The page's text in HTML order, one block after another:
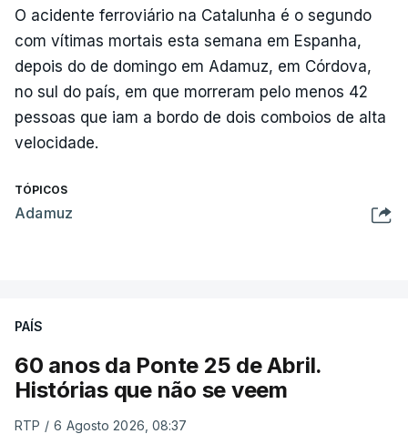
O acidente ferroviário na Catalunha é o segundo
com vítimas mortais esta semana em Espanha,
depois do de domingo em Adamuz, em Córdova,
no sul do país, em que morreram pelo menos 42
pessoas que iam a bordo de dois comboios de alta
velocidade.
TÓPICOS
Adamuz
PAÍS
60 anos da Ponte 25 de Abril.
Histórias que não se veem
RTP / 6 Agosto 2026, 08:37